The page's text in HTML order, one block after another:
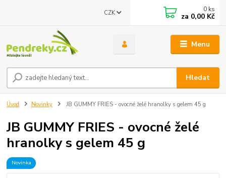
Menu
CZK
Hledat
0 ks
za 0,00 Kč
Úvod Novinky JB GUMMY FRIES - ovocné želé hranolky s gelem 45 g
JB GUMMY FRIES - ovocné želé
hranolky s gelem 45 g
Novinka